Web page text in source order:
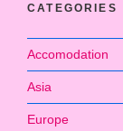
CATEGORIES
Accomodation
Asia
Europe